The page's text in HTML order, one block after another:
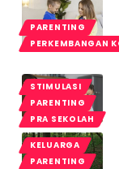
PARENTING
PERKEMBANGAN
STIMULASI
PARENTING
PRA SEKOLAH
KELUARGA
PARENTING